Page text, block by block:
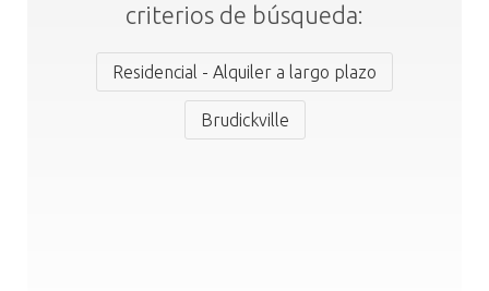
criterios de búsqueda:
Residencial - Alquiler a largo plazo
Brudickville